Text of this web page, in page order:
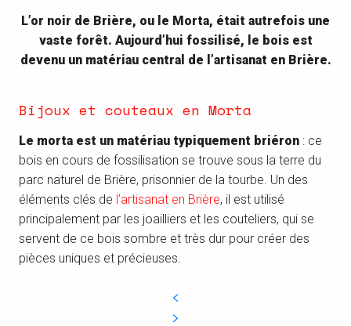
L’or noir de Brière, ou le Morta, était autrefois une
vaste forêt. Aujourd’hui fossilisé, le bois est
devenu un matériau central de l’artisanat en Brière.
Bijoux et couteaux en Morta
Le morta est un matériau typiquement briéron : ce
bois en cours de fossilisation se trouve sous la terre du
parc naturel de Brière, prisonnier de la tourbe. Un des
éléments clés de l’artisanat en Brière, il est utilisé
principalement par les joailliers et les couteliers, qui se
servent de ce bois sombre et très dur pour créer des
pièces uniques et précieuses.